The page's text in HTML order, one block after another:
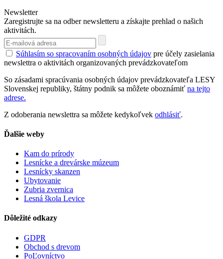
Newsletter
Zaregistrujte sa na odber newsletteru a získajte prehlad o našich
aktivitách.
Súhlasím so spracovaním osobných údajov pre účely zasielania
newslettra o aktivitách organizovaných prevádzkovateľom
So zásadami spracúvania osobných údajov prevádzkovateľa LESY
Slovenskej republiky, štátny podnik sa môžete oboznámiť na tejto
adrese.
Z odoberania newslettra sa môžete kedykoľvek odhlásiť.
Ďalšie weby
Kam do prírody
Lesnícke a drevárske múzeum
Lesnícky skanzen
Ubytovanie
Zubria zvernica
Lesná škola Levice
Dôležité odkazy
GDPR
Obchod s drevom
PoĽovníctvo